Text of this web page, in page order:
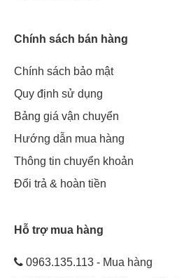
Chính sách bán hàng
Chính sách bảo mật
Quy định sử dụng
Bảng giá vận chuyển
Hướng dẫn mua hàng
Thông tin chuyển khoản
Đổi trả & hoàn tiền
Hỗ trợ mua hàng
0963.135.113 - Mua hàng